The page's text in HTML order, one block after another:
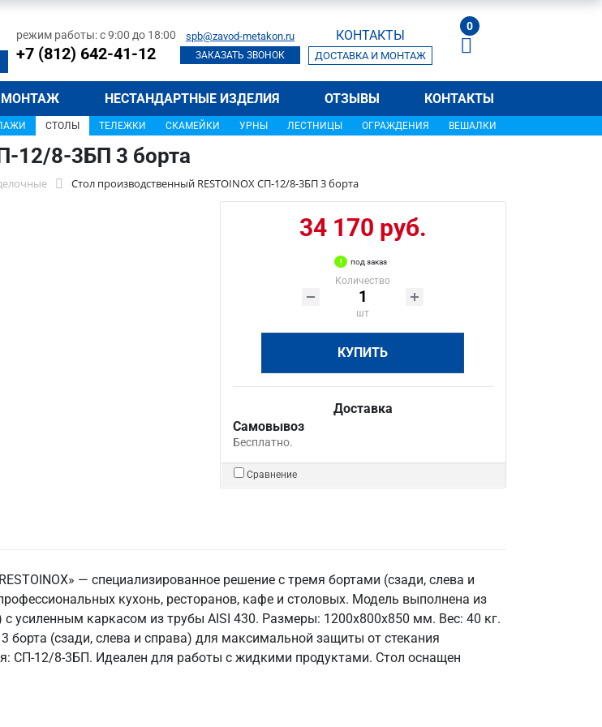
режим работы: с 9:00 до 18:00
+7 (812) 642-41-12
spb@zavod-metakon.ru
ЗАКАЗАТЬ ЗВОНОК
КОНТАКТЫ
ДОСТАВКА И МОНТАЖ
0
МОНТАЖ НЕСТАНДАРТНЫЕ ИЗДЕЛИЯ ОТЗЫВЫ КОНТАКТЫ
СТОЛЫ ТЕЛЕЖКИ СКАМЕЙКИ УРНЫ ЛЕСТНИЦЫ ОГРАЖДЕНИЯ ВЕШАЛКИ
12/8-3БП 3 борта
Стол производственный RESTOINOX СП-12/8-3БП 3 борта
34 170 руб.
под заказ
Количество
шт
КУПИТЬ
Доставка
Самовывоз
Бесплатно.
Сравнение
— специализированное решение с тремя бортами (сзади, слева и
кухонь, ресторанов, кафе и столовых. Модель выполнена из
усиленным каркасом из трубы AISI 430. Размеры: 1200x800x850 мм. Вес: 40 кг.
борта (сзади, слева и справа) для максимальной защиты от стекания
СП-12/8-3БП. Идеален для работы с жидкими продуктами. Стол оснащен